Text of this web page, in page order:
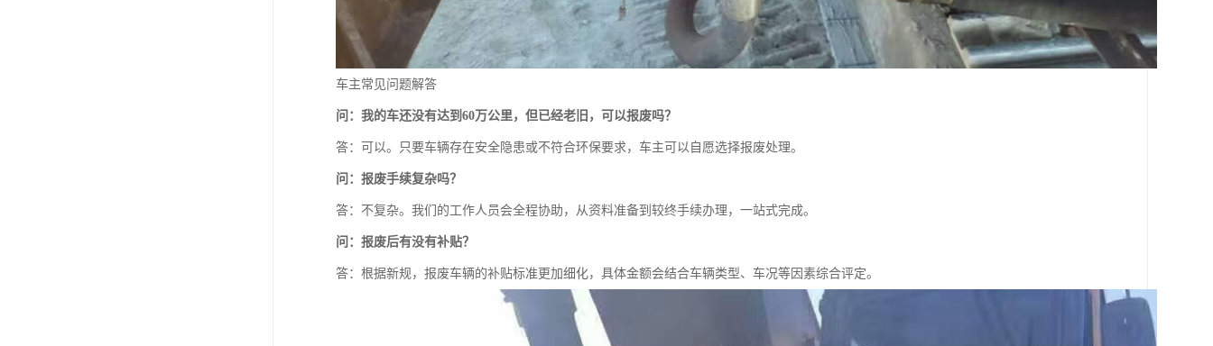
车主常见问题解答
问：我的车还没有达到60万公里，但已经老旧，可以报废吗？
答：可以。只要车辆存在安全隐患或不符合环保要求，车主可以自愿选择报废处理。
问：报废手续复杂吗？
答：不复杂。我们的工作人员会全程协助，从资料准备到较终手续办理，一站式完成。
问：报废后有没有补贴？
答：根据新规，报废车辆的补贴标准更加细化，具体金额会结合车辆类型、车况等因素综合评定。